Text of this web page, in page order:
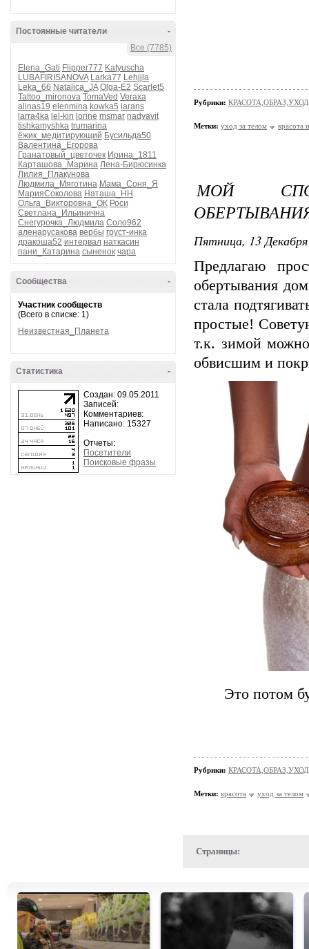
-
Постоянные читатели
Все (7785)
Elena_Gati Flipper777 Katyuscha
LUBAFIRISANOVA Larka77 Lehjjla
Leka_66 Natalica_JA Olga-E2 Scarlet5
Tattoo_mironova TomaVed Veraxa
alinas19 elenmina kowka5 larans
larra4ka lel-kin lorine msmar nadyavit
tishkamyshka trumarina
ёжик_медитирующий Бусильда50
Валентина_Егорова
Гранатовый_цветочек Ирина_1811
Карташова_Марина Лена-Бирюсинка
Лилия_Плакунова
Людмила_Мяготина Мама_Соня_Я
МарияСоколова Наташа_НН
Ольга_Викторовна_ОК Роси
Светлана_Ильинична
Снегурочка_Людмила Соло962
аленарусакова вербы груст-инка
дракоша52 интервал наткасин
пани_Катарина сыненок чара
-
Сообщества
Участник сообществ
(Всего в списке: 1)
Неизвестная_Планета
-
Статистика
Создан: 09.05.2011
Записей:
Комментариев:
Написано: 15327
Отчеты:
Посетители
Поисковые фразы
Рубрики:
Метки: уход за телом красота
МОЙ
Пятница, 13
Предлагаю
обертывания
стала
простые!
т.к. зимой
обвисшим и
Это потом
Рубрики:
Метки: красота уход за телом
Страницы: